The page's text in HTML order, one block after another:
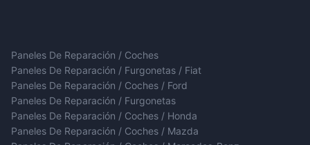
Paneles De Reparación / Coches
Paneles De Reparación / Furgonetas / Fiat
Paneles De Reparación / Coches / Ford
Paneles De Reparación / Furgonetas
Paneles De Reparación / Coches / Honda
Paneles De Reparación / Coches / Mazda